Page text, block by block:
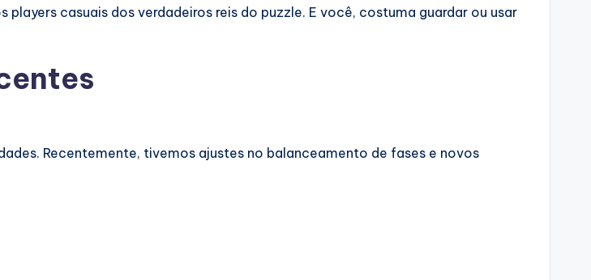
casuais dos verdadeiros reis do puzzle. E você, costuma guardar ou usar
Recentemente, tivemos ajustes no balanceamento de fases e novos